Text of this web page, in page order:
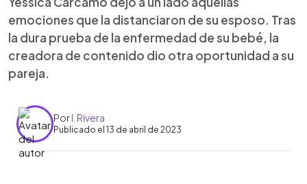
emociones que la distanciaron de su esposo. Tras
la dura prueba de la enfermedad de su bebé, la
creadora de contenido dio otra oportunidad a su
pareja.
PorI. Rivera
Publicado el 13 de abril de 2023